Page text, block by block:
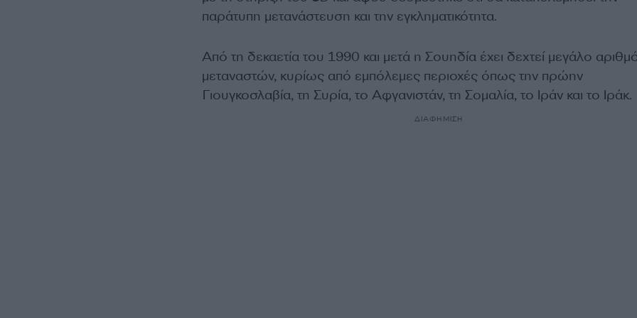
παράτυπη μετανάστευση και την εγκληματικότητα.
Από τη δεκαετία του 1990 και μετά η Σουηδία έχει δεχτεί μεγάλο
μεταναστών, κυρίως από εμπόλεμες περιοχές όπως την πρώην
Γιουγκοσλαβία, τη Συρία, το Αφγανιστάν, τη Σομαλία, το Ιράν και το Ιράκ.
ΔΙΑΦΗΜΙΣΗ